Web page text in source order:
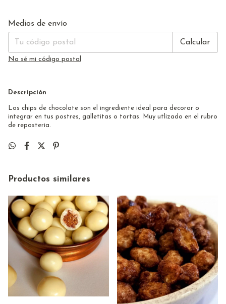
Entregas para el CP:
Medios de envío
Calcular
No sé mi código postal
Descripción
Los chips de chocolate son el ingrediente ideal para decorar o
integrar en tus postres, galletitas o tortas. Muy utlizado en el rubro
de reposteria.
Productos similares